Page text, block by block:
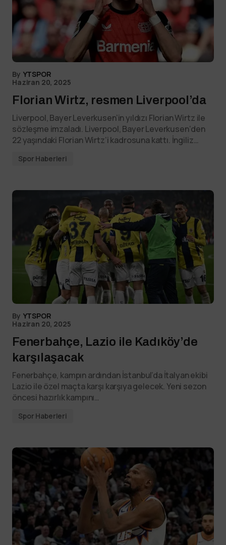
By YTSPOR
Haziran 20, 2025
Florian Wirtz, resmen Liverpool’da
Liverpool, Bayer Leverkusen’in yıldızı Florian Wirtz ile
sözleşme imzaladı. Liverpool, Bayer Leverkusen‘den
22 yaşındaki Florian Wirtz’i kadrosuna kattı. İngiliz…
Spor Haberleri
By YTSPOR
Haziran 20, 2025
Fenerbahçe, Lazio ile Kadıköy’de
karşılaşacak
Fenerbahçe, kampın ardından İstanbul’da İtalyan ekibi
Lazio ile özel maçta karşı karşıya gelecek. Yeni sezon
öncesi hazırlık kampını…
Spor Haberleri